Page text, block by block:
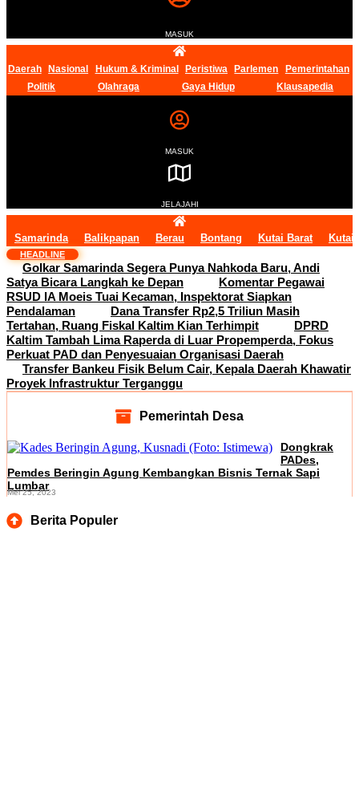
MASUK
Daerah Nasional Hukum & Kriminal Peristiwa Parlemen
Pemerintahan
Politik
Olahraga Gaya Hidup Klausapedia
MASUK
JELAJAHI
Samarinda Balikpapan Berau Bontang Kutai Barat Kutai
HEADLINE
Golkar Samarinda Segera Punya Nahkoda Baru, Andi
Satya Bicara Langkah ke Depan
Komentar Pegawai
RSUD IA Moeis Tuai Kecaman, Inspektorat Siapkan
Pendalaman
Dana Transfer Rp2,5 Triliun Masih
Tertahan, Ruang Fiskal Kaltim Kian Terhimpit
DPRD
Kaltim Tambah Lima Raperda di Luar Propemperda, Fokus
Perkuat PAD dan Penyesuaian Organisasi Daerah
Transfer Bankeu Fisik Belum Cair, Kepala Daerah Khawatir
Proyek Infrastruktur Terganggu
Pemerintah Desa
Dongkrak
PADes,
Pemdes Beringin Agung Kembangkan Bisnis Ternak Sapi
Lumbar
Mei 25, 2023
Berita Populer